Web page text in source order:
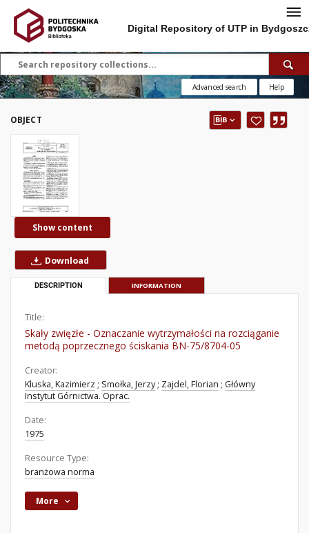
Digital Repository of UTP in
Advanced search Help
OBJECT
Show content
Download
DESCRIPTION INFORMATION
Title:
Skały zwięzłe - Oznaczanie wytrzymałości na rozciąganie
metodą poprzecznego ściskania BN-75/8704-05
Creator:
Kluska, Kazimierz ; Smołka, Jerzy ; Zajdel, Florian ; Główny
Instytut Górnictwa. Oprac.
Date:
1975
Resource Type:
branżowa norma
More